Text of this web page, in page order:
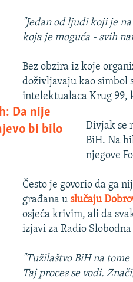
"Jedan od ljudi koji je
koja je moguća - svih
Bez obzira iz koje
doživljavaju kao simbol
intelektualaca Krug 99,
Da nije
bi bilo
Divjak se
BiH. Na
njegove
Često je govorio da ga
građana uslučaju
osjeća krivim, ali da
izjavi za Radio
"Tužilaštvo BiH na
Taj proces se vodi.